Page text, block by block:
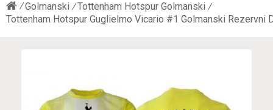
Golmanski
Tottenham Hotspur Golmanski
Tottenham Hotspur Guglielmo Vicario #1 Golmanski Rezervni